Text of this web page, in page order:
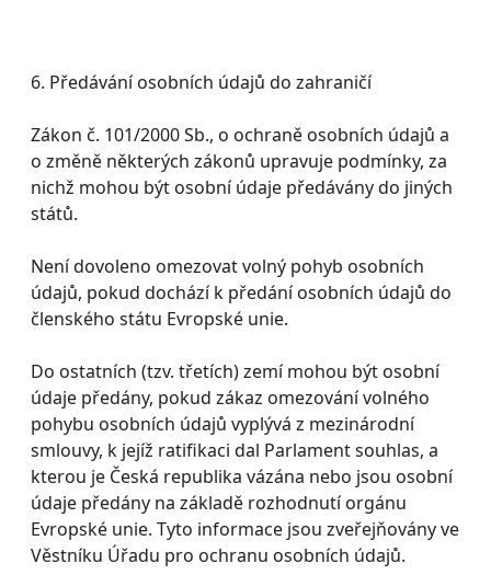
6. Předávání osobních údajů do zahraničí
Zákon č. 101/2000 Sb., o ochraně osobních údajů a
o změně některých zákonů upravuje podmínky, za
nichž mohou být osobní údaje předávány do jiných
států.
Není dovoleno omezovat volný pohyb osobních
údajů, pokud dochází k předání osobních údajů do
členského státu Evropské unie.
Do ostatních (tzv. třetích) zemí mohou být osobní
údaje předány, pokud zákaz omezování volného
pohybu osobních údajů vyplývá z mezinárodní
smlouvy, k jejíž ratifikaci dal Parlament souhlas, a
kterou je Česká republika vázána nebo jsou osobní
údaje předány na základě rozhodnutí orgánu
Evropské unie. Tyto informace jsou zveřejňovány ve
Věstníku Úřadu pro ochranu osobních údajů.